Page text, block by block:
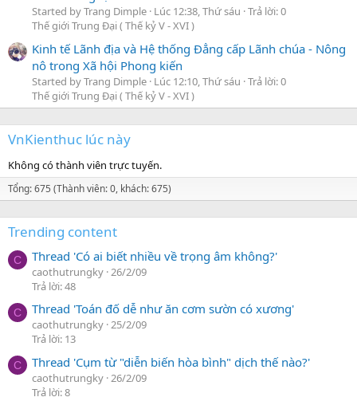
Started by Trang Dimple Lúc 12:38, Thứ sáu Trả lời: 0
Thế giới Trung Đại ( Thế kỷ V - XVI )
Kinh tế Lãnh địa và Hệ thống Đẳng cấp Lãnh chúa - Nông
nô trong Xã hội Phong kiến
Started by Trang Dimple Lúc 12:10, Thứ sáu Trả lời: 0
Thế giới Trung Đại ( Thế kỷ V - XVI )
VnKienthuc lúc này
Không có thành viên trực tuyến.
Tổng: 675 (Thành viên: 0, khách: 675)
Trending content
C Thread 'Có ai biết nhiều về trọng âm không?'
caothutrungky 26/2/09
Trả lời: 48
C Thread 'Toán đố dễ như ăn cơm sườn có xương'
caothutrungky 25/2/09
Trả lời: 13
C Thread 'Cụm từ "diễn biến hòa bình" dịch thế nào?'
caothutrungky 26/2/09
Trả lời: 8